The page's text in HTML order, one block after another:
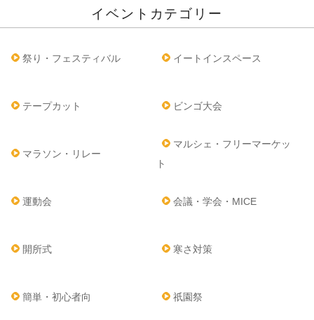
イベントカテゴリー
祭り・フェスティバル イートインスペース
テープカット ビンゴ大会
マラソン・リレー
マルシェ・フリーマーケッ
ト
運動会 会議・学会・MICE
開所式 寒さ対策
簡単・初心者向 祇園祭